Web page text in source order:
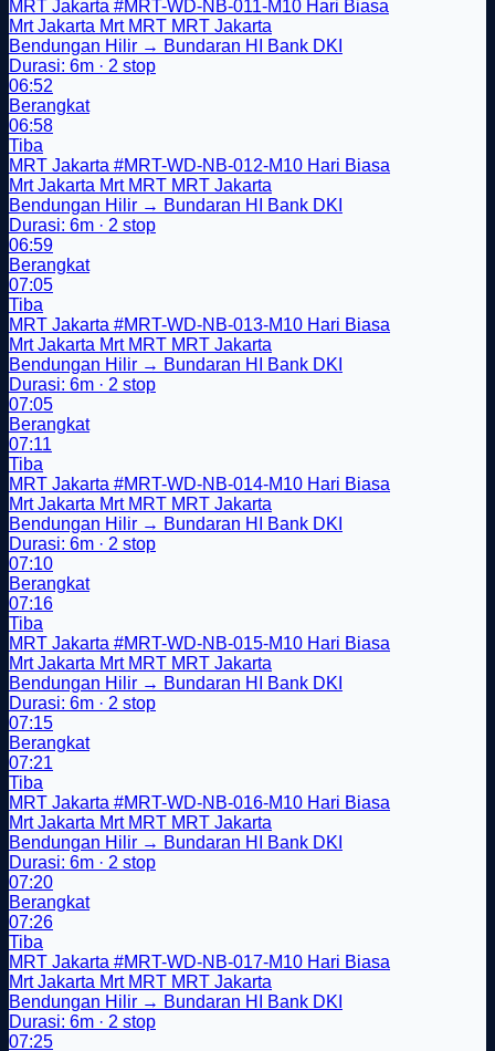
MRT Jakarta #MRT-WD-NB-011-M10 Hari Biasa
Mrt Jakarta Mrt MRT MRT Jakarta
Bendungan Hilir → Bundaran HI Bank DKI
Durasi: 6m · 2 stop
06:52
Berangkat
06:58
Tiba
MRT Jakarta #MRT-WD-NB-012-M10 Hari Biasa
Mrt Jakarta Mrt MRT MRT Jakarta
Bendungan Hilir → Bundaran HI Bank DKI
Durasi: 6m · 2 stop
06:59
Berangkat
07:05
Tiba
MRT Jakarta #MRT-WD-NB-013-M10 Hari Biasa
Mrt Jakarta Mrt MRT MRT Jakarta
Bendungan Hilir → Bundaran HI Bank DKI
Durasi: 6m · 2 stop
07:05
Berangkat
07:11
Tiba
MRT Jakarta #MRT-WD-NB-014-M10 Hari Biasa
Mrt Jakarta Mrt MRT MRT Jakarta
Bendungan Hilir → Bundaran HI Bank DKI
Durasi: 6m · 2 stop
07:10
Berangkat
07:16
Tiba
MRT Jakarta #MRT-WD-NB-015-M10 Hari Biasa
Mrt Jakarta Mrt MRT MRT Jakarta
Bendungan Hilir → Bundaran HI Bank DKI
Durasi: 6m · 2 stop
07:15
Berangkat
07:21
Tiba
MRT Jakarta #MRT-WD-NB-016-M10 Hari Biasa
Mrt Jakarta Mrt MRT MRT Jakarta
Bendungan Hilir → Bundaran HI Bank DKI
Durasi: 6m · 2 stop
07:20
Berangkat
07:26
Tiba
MRT Jakarta #MRT-WD-NB-017-M10 Hari Biasa
Mrt Jakarta Mrt MRT MRT Jakarta
Bendungan Hilir → Bundaran HI Bank DKI
Durasi: 6m · 2 stop
07:25